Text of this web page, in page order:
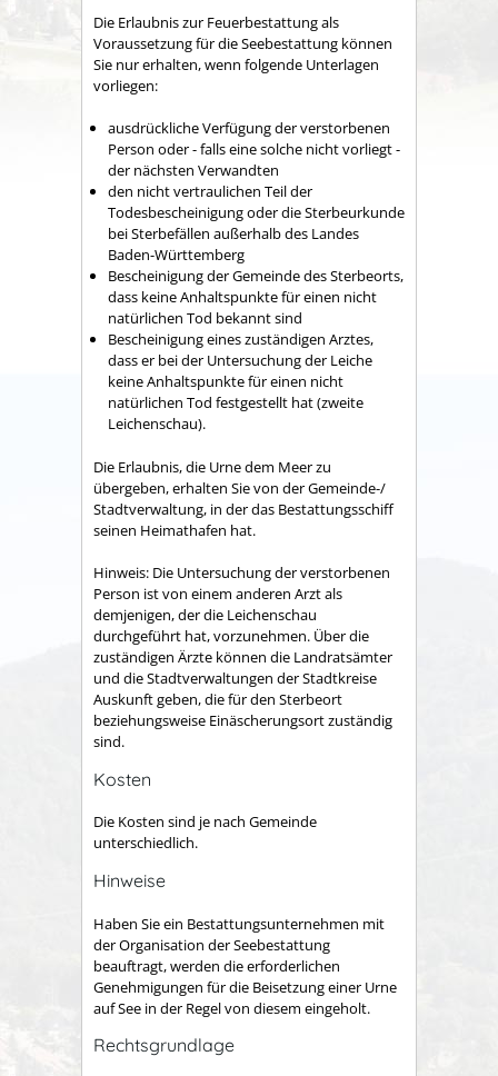
Die Erlaubnis zur Feuerbestattung als
Voraussetzung für die Seebestattung können
Sie nur erhalten, wenn folgende Unterlagen
vorliegen:
ausdrückliche Verfügung der verstorbenen
Person oder - falls eine solche nicht vorliegt -
der nächsten Verwandten
den nicht vertraulichen Teil der
Todesbescheinigung oder die Sterbeurkunde
bei Sterbefällen außerhalb des Landes
Baden-Württemberg
Bescheinigung der Gemeinde des Sterbeorts,
dass keine Anhaltspunkte für einen nicht
natürlichen Tod bekannt sind
Bescheinigung eines zuständigen Arztes,
dass er bei der Untersuchung der Leiche
keine Anhaltspunkte für einen nicht
natürlichen Tod festgestellt hat (zweite
Leichenschau).
Die Erlaubnis, die Urne dem Meer zu
übergeben, erhalten Sie von der Gemeinde-/
Stadtverwaltung, in der das Bestattungsschiff
seinen Heimathafen hat.
Hinweis: Die Untersuchung der verstorbenen
Person ist von einem anderen Arzt als
demjenigen, der die Leichenschau
durchgeführt hat, vorzunehmen. Über die
zuständigen Ärzte können die Landratsämter
und die Stadtverwaltungen der Stadtkreise
Auskunft geben, die für den Sterbeort
beziehungsweise Einäscherungsort zuständig
sind.
Kosten
Die Kosten sind je nach Gemeinde
unterschiedlich.
Hinweise
Haben Sie ein Bestattungsunternehmen mit
der Organisation der Seebestattung
beauftragt, werden die erforderlichen
Genehmigungen für die Beisetzung einer Urne
auf See in der Regel von diesem eingeholt.
Rechtsgrundlage